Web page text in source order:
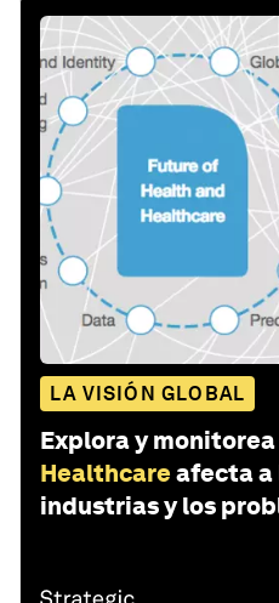
LA VISIÓN GLOBAL
Explora y
Healthcare afecta a
industrias y los